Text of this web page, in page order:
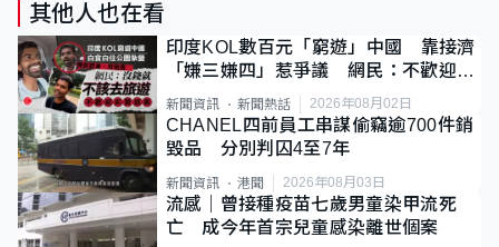
其他人也在看
印度KOL數百元「窮遊」中國 靠接濟
「嫌三嫌四」惹爭議 網民：不歡迎劣
質旅客
新聞資訊 新聞熱話 2026年08月02日
CHANEL四前員工串謀偷竊逾700件銷
毀品 分別判囚4至7年
新聞資訊 港聞 2026年08月03日
流感｜曾接種疫苗七歲男童染甲流死
亡 成今年首宗兒童感染離世個案